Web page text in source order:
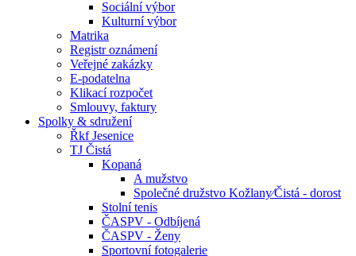
Sociální výbor
Kulturní výbor
Matrika
Registr oznámení
Veřejné zakázky
E-podatelna
Klikací rozpočet
Smlouvy, faktury
Spolky & sdružení
Řkf Jesenice
TJ Čistá
Kopaná
A mužstvo
Společné družstvo Kožlany⁄Čistá - dorost
Stolní tenis
ČASPV - Odbíjená
ČASPV - Ženy
Sportovní fotogalerie